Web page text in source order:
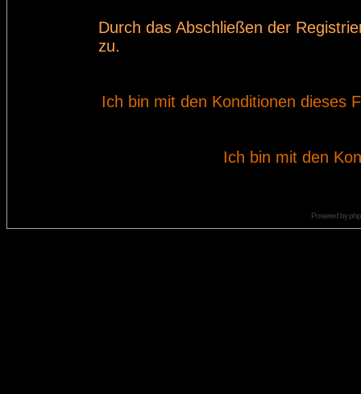
Durch das Abschließen der
zu.
Ich bin mit den Konditionen dieses
Ich bin mit den
Powered by